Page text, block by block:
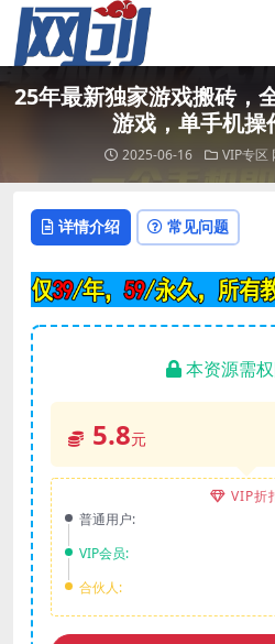
25年最新独家游戏搬砖，
游戏，单手机操
2025-06-16 VIP专区
详情介绍 常见问题
本资源需
5.8元
VIP折
普通用户:
VIP会员:
合伙人: